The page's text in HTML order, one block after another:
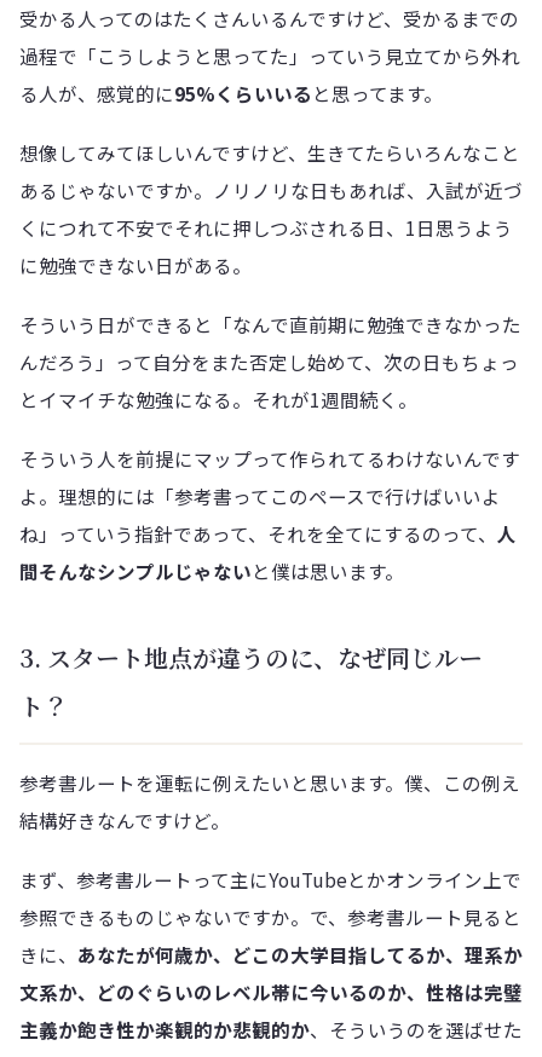
受かる人ってのはたくさんいるんですけど、受かるまでの
過程で「こうしようと思ってた」っていう見立てから外れ
る人が、感覚的に95%くらいいる と思ってます。
想像してみてほしいんですけど、生きてたらいろんなこと
あるじゃないですか。ノリノリな日もあれば、入試が近づ
くにつれて不安でそれに押しつぶされる日、1日思うよう
に勉強できない日がある。
そういう日ができると「なんで直前期に勉強できなかった
んだろう」って自分をまた否定し始めて、次の日もちょっ
とイマイチな勉強になる。それが1週間続く。
そういう人を前提にマップって作られてるわけないんです
よ。理想的には「参考書ってこのペースで行けばいいよ
ね」っていう指針であって、それを全てにするのって、 人
間そんなシンプルじゃないと僕は思います。
3. スタート地点が違うのに、なぜ同じルー
ト？
参考書ルートを運転に例えたいと思います。僕、この例え
結構好きなんですけど。
まず、参考書ルートって主にYouTubeとかオンライン上で
参照できるものじゃないですか。で、参考書ルート見ると
きに、 あなたが何歳か、どこの大学目指してるか、理系か
文系か、どのぐらいのレベル帯に今いるのか、性格は完璧
主義か飽き性か楽観的か悲観的か、そういうのを選ばせた